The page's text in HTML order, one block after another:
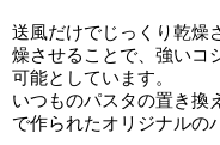
送風だけでじっくり乾燥
燥させることで、強いコ
可能としています。
いつものパスタの置き換
で作られたオリジナルの